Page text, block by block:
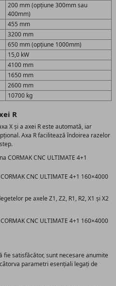
200 mm (opțiune 300mm sau
400mm)
455 mm
3200 mm
650 mm (opțiune 1000mm)
15,0 kW
4100 mm
1650 mm
2600 mm
10700 kg
R
X și a axei R este automată, iar
Axa R facilitează îndoirea razelor
pe axele Z1, Z2, R1, R2, X1 și X2
fie satisfăcător, sunt necesare anumite
parametri esențiali legați de